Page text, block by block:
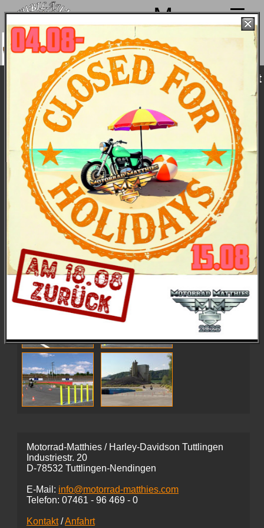
Menu
machen von 4. bis 15.08. Sommerpause
sind ab 18.08. wieder mit voller Power für
Euch da!
Harley-Davidson Intensiv-Fahrtranings "Fit
zur Sasion". Frühjahr 2016
Auch 2016 fanden die ganztägigen Intensiv-
Fahrtrainings zu Beginn der Saison wieder statt. Bei
unterschiedlichsten Wetterbedingungen statt, d.h.
genau richtig für's Bikefitness-Traning. Und wie jedes
Jahr: die Teilnehmer fanden es Klasse, nahmen mehr
Sicherheit und mehr Souveränität mit auf die Strasse.
(leider nur wenige Fotos vom Training im Mai,
Trainungszentrum Steißlingen). Kein Thema: 2017
geht es weiter.
Motorrad-Matthies / Harley-Davidson Tuttlingen
Industriestr. 20
D-78532 Tuttlingen-Nendingen
E-Mail: info@motorrad-matthies.com
Telefon: 07461 - 96 469 - 0
Kontakt/Anfahrt